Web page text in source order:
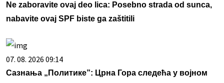
Ne zaboravite ovaj deo lica: Posebno strada od sunca,
nabavite ovaj SPF biste ga zaštitili
07. 08. 2026 09:14
Сазнања „Политике”: Црна Гора следећа у војном